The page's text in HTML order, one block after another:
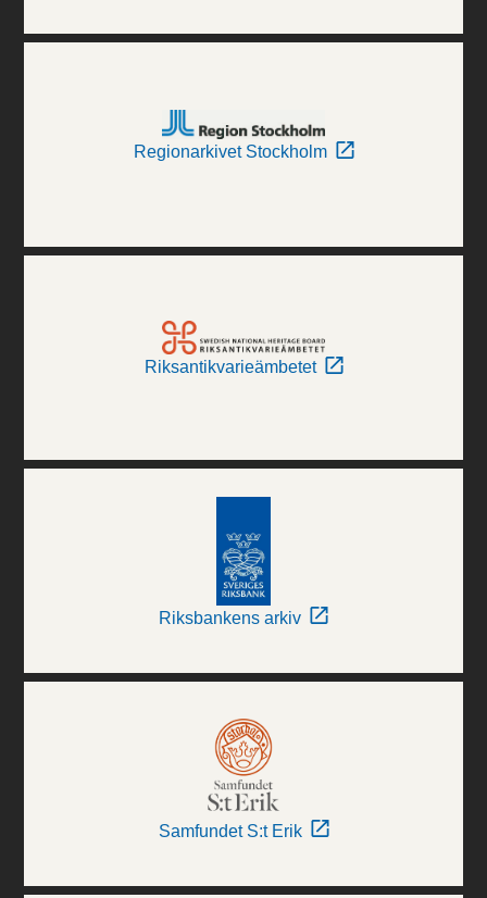
Regionarkivet Stockholm
Riksantikvarieämbetet
Riksbankens arkiv
Samfundet S:t Erik